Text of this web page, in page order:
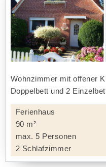
Wohnzimmer mit offener
Doppelbett und 2
Ferienhaus
90 m²
max. 5 Personen
2 Schlafzimmer